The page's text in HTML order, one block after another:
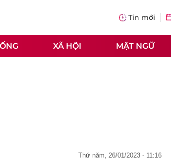
Tin mới
XÃ HỘI MẬT NGỮ
thứ năm, 26/01/2023 - 11:16